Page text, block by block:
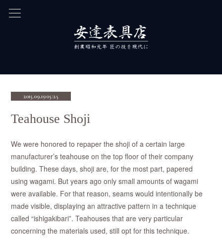
2015.09.19 05:25
Teahouse Shoji
We were honored to repaper the shoji of a certain large
manufacturer’s teahouse on the top floor of their company
building. These days, shoji are, for the most part, papered
using wagami. But years ago only small amounts of wagami
were available. For that reason, seams would intentionally be
made visible, displaying an attractive pattern in a technique
called “ishigakibari”. Teahouses that are very particular
concerning the materials used, still opt for this technique.